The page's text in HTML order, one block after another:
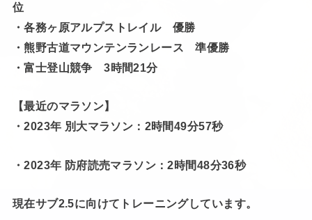
位
・各務ヶ原アルプストレイル 優勝
・熊野古道マウンテンランレース 準優勝
・富士登山競争 3時間21分
【最近のマラソン】
・2023年 別大マラソン：2時間49分57秒
・2023年 防府読売マラソン：2時間48分36秒
現在サブ2.5に向けてトレーニングしています。